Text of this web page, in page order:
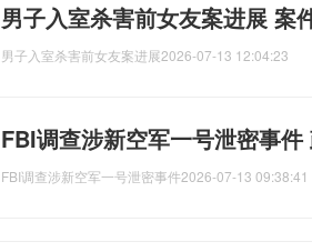
男子入室杀害前女友案进展 案
男子入室杀害前女友案进展2026-07-13 12:04:23
FBI调查涉新空军一号泄密事
FBI调查涉新空军一号泄密事件2026-07-13 09:38:41